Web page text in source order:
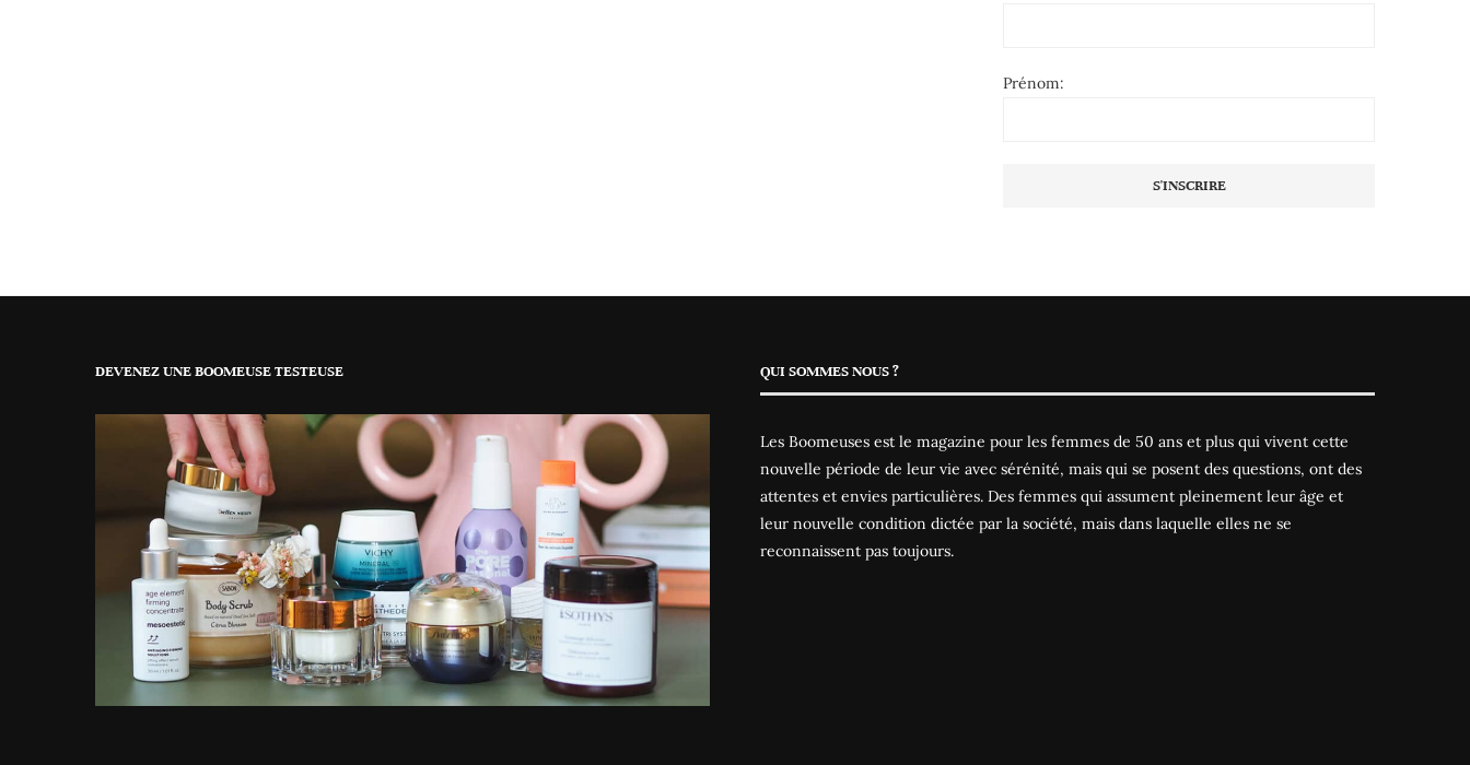
Prénom:
DEVENEZ UNE BOOMEUSE TESTEUSE QUI SOMMES NOUS ?
Les Boomeuses est le magazine pour les femmes de 50 ans et plus qui vivent cette
nouvelle période de leur vie avec sérénité, mais qui se posent des questions, ont des
attentes et envies particulières. Des femmes qui assument pleinement leur âge et
leur nouvelle condition dictée par la société, mais dans laquelle elles ne se
reconnaissent pas toujours.